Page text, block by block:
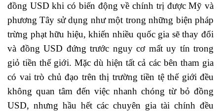
đồng USD khi có biến động về chính trị được Mỹ và
phương Tây sử dụng như một trong những biện pháp
trừng phạt hữu hiệu, khiến nhiều quốc gia sẽ thay đổi
và đồng USD đứng trước nguy cơ mất uy tín trong
giỏ tiền thế giới. Mặc dù hiện tất cả các bên tham gia
có vai trò chủ đạo trên thị trường tiền tệ thế giới đều
không quan tâm đến việc nhanh chóng từ bỏ đồng
USD, nhưng hầu hết các chuyên gia tài chính đều